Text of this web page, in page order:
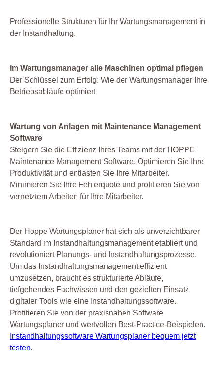
Professionelle Strukturen für Ihr Wartungsmanagement in
der Instandhaltung.
Im Wartungsmanager alle Maschinen optimal pflegen
Der Schlüssel zum Erfolg: Wie der Wartungsmanager Ihre
Betriebsabläufe optimiert
Wartung von Anlagen mit Maintenance Management
Software
Steigern Sie die Effizienz Ihres Teams mit der HOPPE
Maintenance Management Software. Optimieren Sie Ihre
Produktivität und entlasten Sie Ihre Mitarbeiter.
Minimieren Sie Ihre Fehlerquote und profitieren Sie von
vernetztem Arbeiten für Ihre Mitarbeiter.
Der Hoppe Wartungsplaner hat sich als unverzichtbarer
Standard im Instandhaltungsmanagement etabliert und
revolutioniert Planungs- und Instandhaltungsprozesse.
Um das Instandhaltungsmanagement effizient
umzusetzen, braucht es strukturierte Abläufe,
tiefgehendes Fachwissen und den gezielten Einsatz
digitaler Tools wie eine Instandhaltungssoftware.
Profitieren Sie von der praxisnahen Software
Wartungsplaner und wertvollen Best-Practice-Beispielen.
Instandhaltungssoftware Wartungsplaner bequem jetzt
testen.